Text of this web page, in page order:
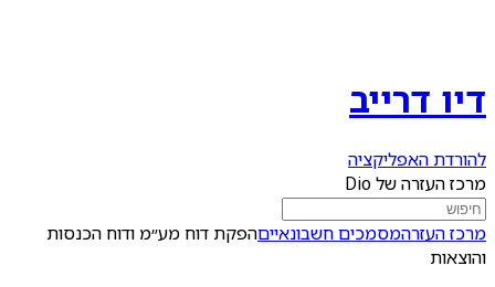
דיו דרייב
להורדת האפליקציה
מרכז העזרה של Dio
מרכז העזרהמסמכים חשבונאייםהפקת דוח מע״מ ודוח הכנסות
והוצאות